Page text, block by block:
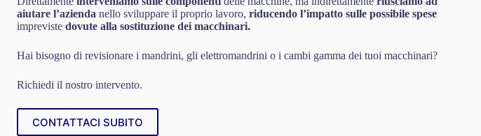
aiutare l’azienda nello sviluppare il proprio lavoro, riducendo l’impatto sulle possibile spese
impreviste dovute alla sostituzione dei macchinari.
Hai bisogno di revisionare i mandrini, gli elettromandrini o i cambi gamma dei tuoi macchinari?
Richiedi il nostro intervento.
CONTATTACI SUBITO